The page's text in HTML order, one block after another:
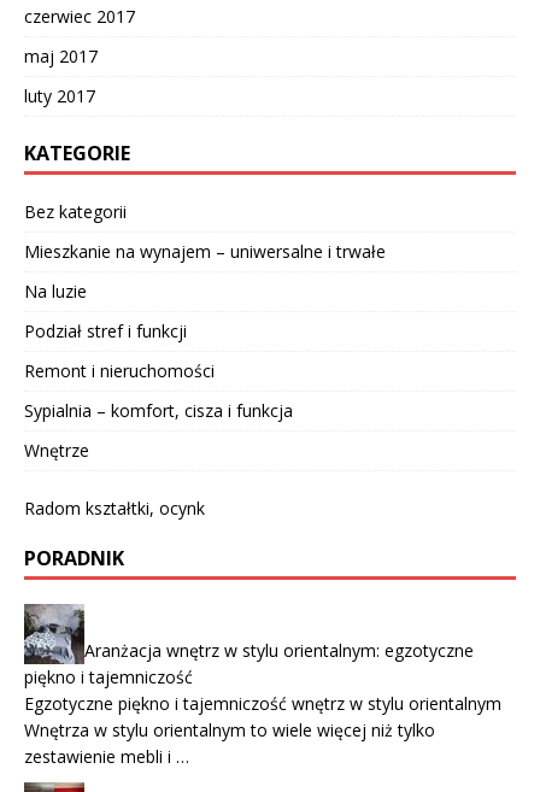
czerwiec 2017
maj 2017
luty 2017
KATEGORIE
Bez kategorii
Mieszkanie na wynajem – uniwersalne i trwałe
Na luzie
Podział stref i funkcji
Remont i nieruchomości
Sypialnia – komfort, cisza i funkcja
Wnętrze
Radom kształtki, ocynk
PORADNIK
Aranżacja wnętrz w stylu orientalnym: egzotyczne
piękno i tajemniczość
Egzotyczne piękno i tajemniczość wnętrz w stylu orientalnym
Wnętrza w stylu orientalnym to wiele więcej niż tylko
zestawienie mebli i …